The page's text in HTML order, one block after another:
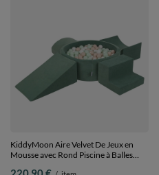
KiddyMoon Aire Velvet De Jeux en
Mousse avec Rond Piscine à Balles